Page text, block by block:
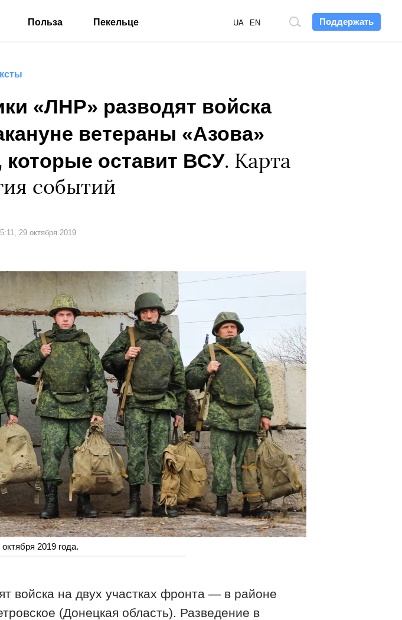
Поддержать
Поиск
UA EN
Польза Пекельце
«ЛНР» разводят войска
ветераны «Азова»
оставит ВСУ. Карта
событий
29 октября 2019
2019 года.
войска на двух участках фронта — в районе
(Донецкая область). Разведение в